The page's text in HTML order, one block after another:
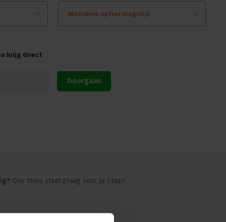
Schuko Socapex Harting
Meerdere opties mogelijk
krijg direct
Doorgaan
Ons team staat graag voor je klaar!